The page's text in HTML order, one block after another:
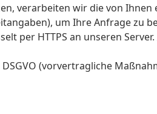
verarbeiten wir die von
um Ihre Anfrage zu
per HTTPS an unseren
(vorvertragliche